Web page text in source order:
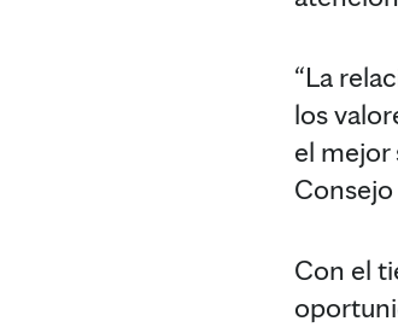
“La
los
el mejor
Con el